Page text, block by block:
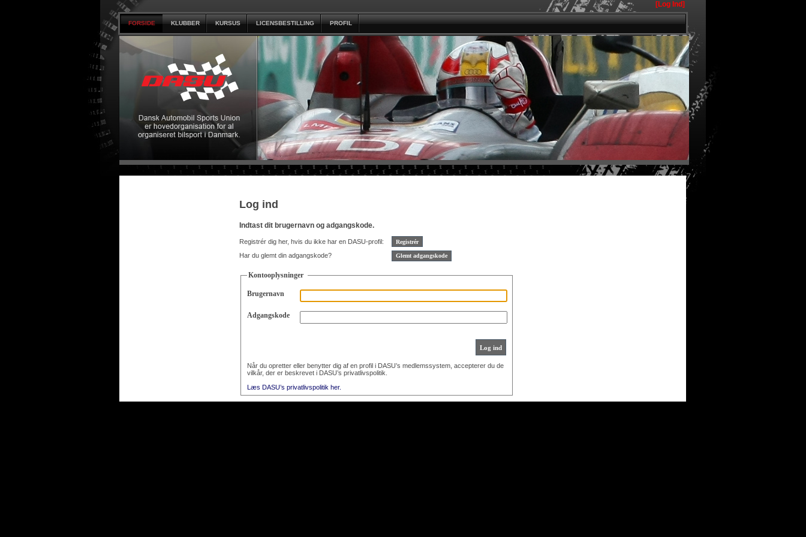
[Log Ind]
FORSIDE KLUBBER KURSUS LICENSBESTILLING PROFIL
Log ind
Indtast dit brugernavn og adgangskode.
Registrér dig her, hvis du ikke har en DASU-profil:
Har du glemt din adgangskode?
Kontooplysninger
Brugernavn
Adgangskode
Når du opretter eller benytter dig af en profil i DASU’s medlemssystem, accepterer du de
vilkår, der er beskrevet i DASU’s privatlivspolitik.
Læs DASU’s privatlivspolitik her.